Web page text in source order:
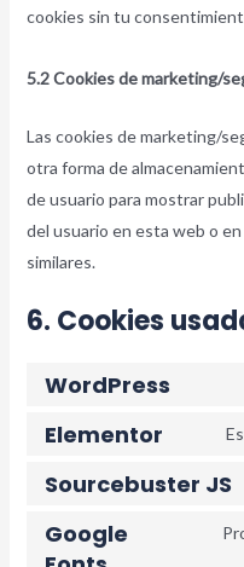
cookies sin tu
5.2 Cookies de marketing/
Las cookies de marketing/
otra forma de
de usuario para mostrar
del usuario en esta web o
similares.
6. Cookies
WordPress
Elementor
Sourcebuster JS
Google